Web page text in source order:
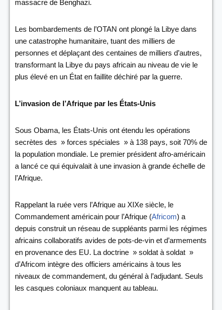
massacre de Benghazi.
Les bombardements de l’OTAN ont plongé la Libye dans
une catastrophe humanitaire, tuant des milliers de
personnes et déplaçant des centaines de milliers d’autres,
transformant la Libye du pays africain au niveau de vie le
plus élevé en un État en faillite déchiré par la guerre.
L’invasion de l’Afrique par les États-Unis
Sous Obama, les États-Unis ont étendu les opérations
secrètes des » forces spéciales » à 138 pays, soit 70% de
la population mondiale. Le premier président afro-américain
a lancé ce qui équivalait à une invasion à grande échelle de
l’Afrique.
Rappelant la ruée vers l’Afrique au XIXe siècle, le
Commandement américain pour l’Afrique (Africom) a
depuis construit un réseau de suppléants parmi les régimes
africains collaboratifs avides de pots-de-vin et d’armements
en provenance des EU. La doctrine » soldat à soldat »
d’Africom intègre des officiers américains à tous les
niveaux de commandement, du général à l’adjudant. Seuls
les casques coloniaux manquent au tableau.